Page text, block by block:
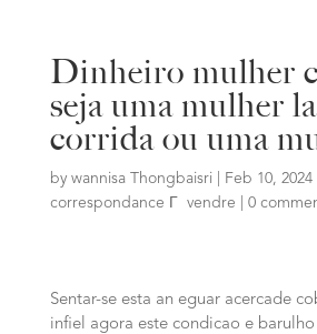
Dinheiro mulher
seja uma mulher
corrida ou uma
by wannisa Thongbaisri Feb 10, 2024|
correspondance Г vendre
0
Sentar-se esta an eguar acercade
infiel agora este condicao e